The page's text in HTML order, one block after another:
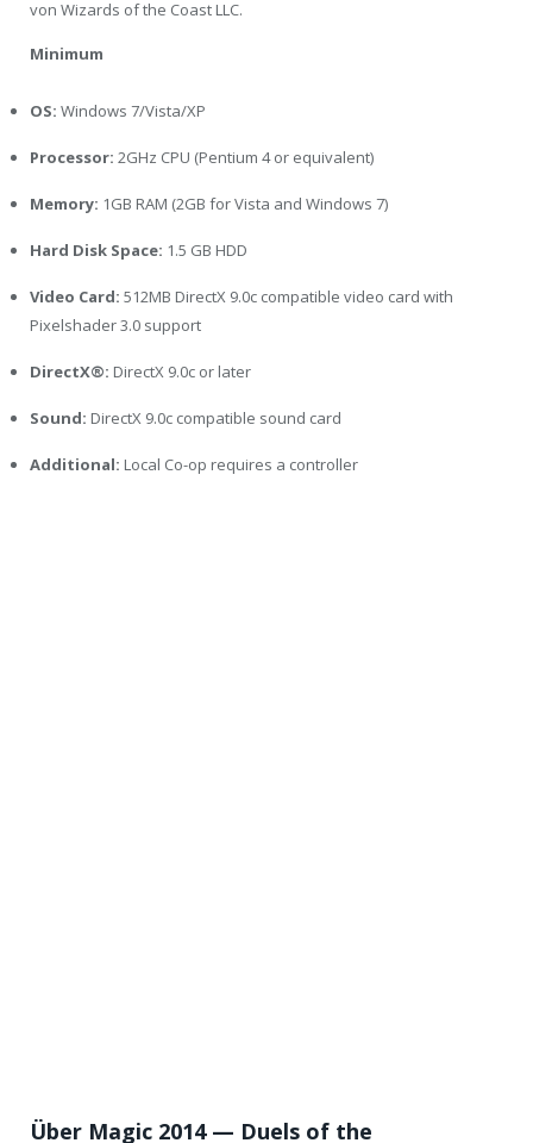
von Wizards of the Coast LLC.
Minimum
OS: Windows 7/Vista/XP
Processor: 2GHz CPU (Pentium 4 or equivalent)
Memory: 1GB RAM (2GB for Vista and Windows 7)
Hard Disk Space: 1.5 GB HDD
Video Card: 512MB DirectX 9.0c compatible video card with
Pixelshader 3.0 support
DirectX®: DirectX 9.0c or later
Sound: DirectX 9.0c compatible sound card
Additional: Local Co-op requires a controller
Über Magic 2014 — Duels of the